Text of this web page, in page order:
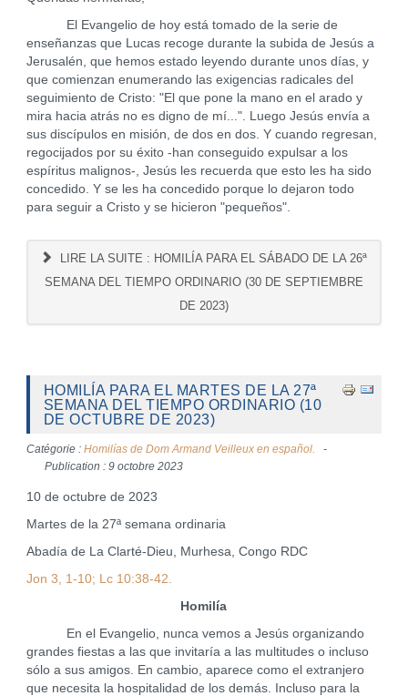
El Evangelio de hoy está tomado de la serie de
enseñanzas que Lucas recoge durante la subida de Jesús a
Jerusalén, que hemos estado leyendo durante unos días, y
que comienzan enumerando las exigencias radicales del
seguimiento de Cristo: "El que pone la mano en el arado y
mira hacia atrás no es digno de mí...". Luego Jesús envía a
sus discípulos en misión, de dos en dos. Y cuando regresan,
regocijados por su éxito -han conseguido expulsar a los
espíritus malignos-, Jesús les recuerda que esto les ha sido
concedido. Y se les ha concedido porque lo dejaron todo
para seguir a Cristo y se hicieron "pequeños".
LIRE LA SUITE : HOMILÍA PARA EL SÁBADO DE LA 26ª
SEMANA DEL TIEMPO ORDINARIO (30 DE SEPTIEMBRE
DE 2023)
HOMILÍA PARA EL MARTES DE LA 27ª
SEMANA DEL TIEMPO ORDINARIO (10
DE OCTUBRE DE 2023)
Catégorie : Homilías de Dom Armand Veilleux en español.
Publication : 9 octobre 2023
10 de octubre de 2023
Martes de la 27ª semana ordinaria
Abadía de La Clarté-Dieu, Murhesa, Congo RDC
Jon 3, 1-10; Lc 10:38-42.
Homilía
En el Evangelio, nunca vemos a Jesús organizando
grandes fiestas a las que invitaría a las multitudes o incluso
sólo a sus amigos. En cambio, aparece como el extranjero
que necesita la hospitalidad de los demás. Incluso para la